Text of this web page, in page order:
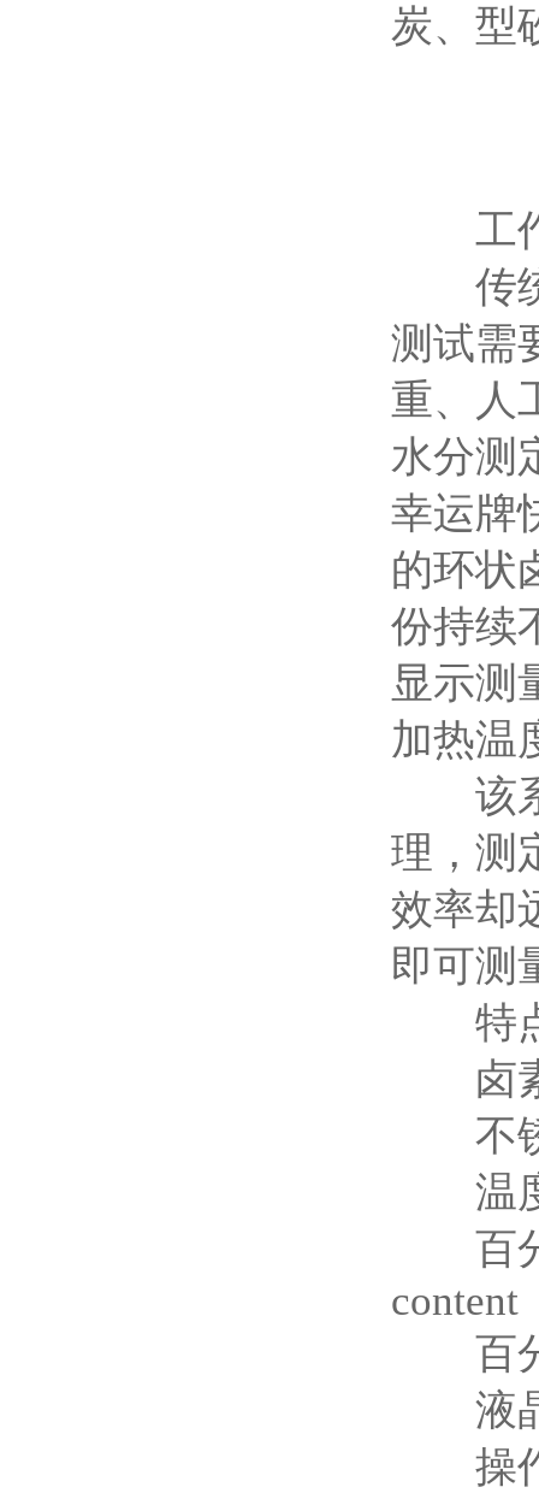
炭、型
工作
传统
测试需
重、人
水分测
幸运牌
的环状
份持续
显示测
加热温
该
理，测
效率却
即可测
特点
卤素
不锈
温度/
百分
content
百分
液晶
操作